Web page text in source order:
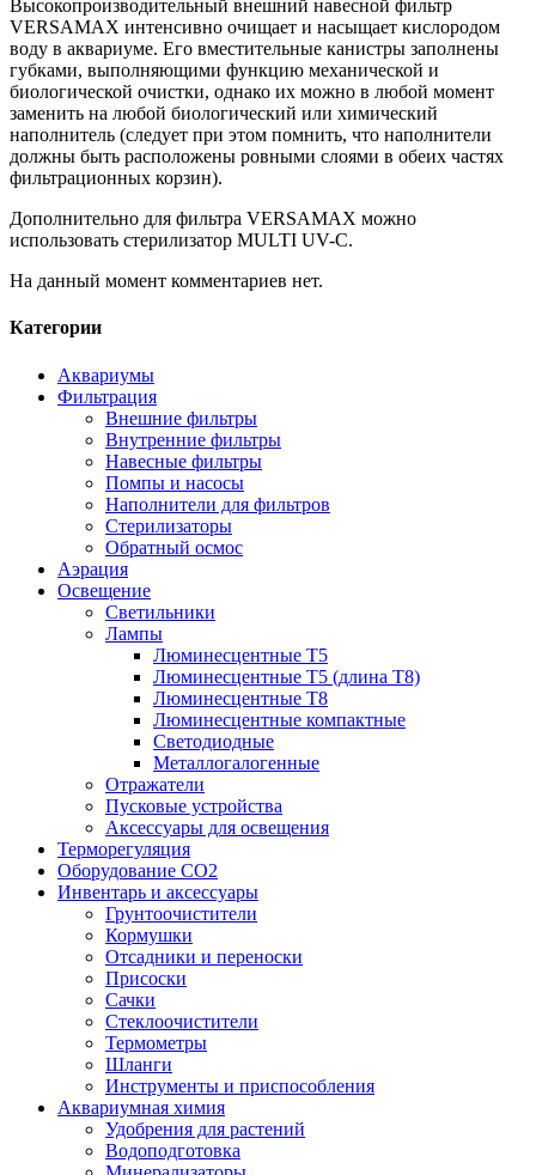
Высокопроизводительный внешний навесной фильтр
VERSAMAX интенсивно очищает и насыщает кислородом
воду в аквариуме. Его вместительные канистры заполнены
губками, выполняющими функцию механической и
биологической очистки, однако их можно в любой момент
заменить на любой биологический или химический
наполнитель (следует при этом помнить, что наполнители
должны быть расположены ровными слоями в обеих частях
фильтрационных корзин).
Дополнительно для фильтра VERSAMAX можно
использовать стерилизатор MULTI UV-C.
На данный момент комментариев нет.
Категории
Аквариумы
Фильтрация
Внешние фильтры
Внутренние фильтры
Навесные фильтры
Помпы и насосы
Наполнители для фильтров
Стерилизаторы
Обратный осмос
Аэрация
Освещение
Светильники
Лампы
Люминесцентные T5
Люминесцентные T5 (длина T8)
Люминесцентные T8
Люминесцентные компактные
Светодиодные
Металлогалогенные
Отражатели
Пусковые устройства
Аксессуары для освещения
Терморегуляция
Оборудование CO2
Инвентарь и аксессуары
Грунтоочистители
Кормушки
Отсадники и переноски
Присоски
Сачки
Стеклоочистители
Термометры
Шланги
Инструменты и приспособления
Аквариумная химия
Удобрения для растений
Водоподготовка